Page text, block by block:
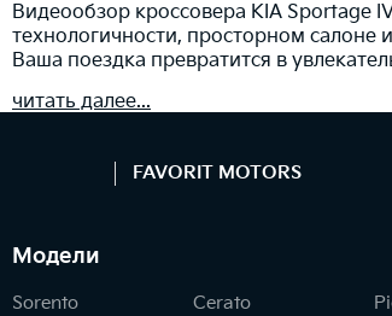
Видеообзор кроссовера KIA Sportage
технологичности, просторном
Ваша поездка превратится в
читать далее...
FAVORIT MOTORS
Модели
Sorento Cerato